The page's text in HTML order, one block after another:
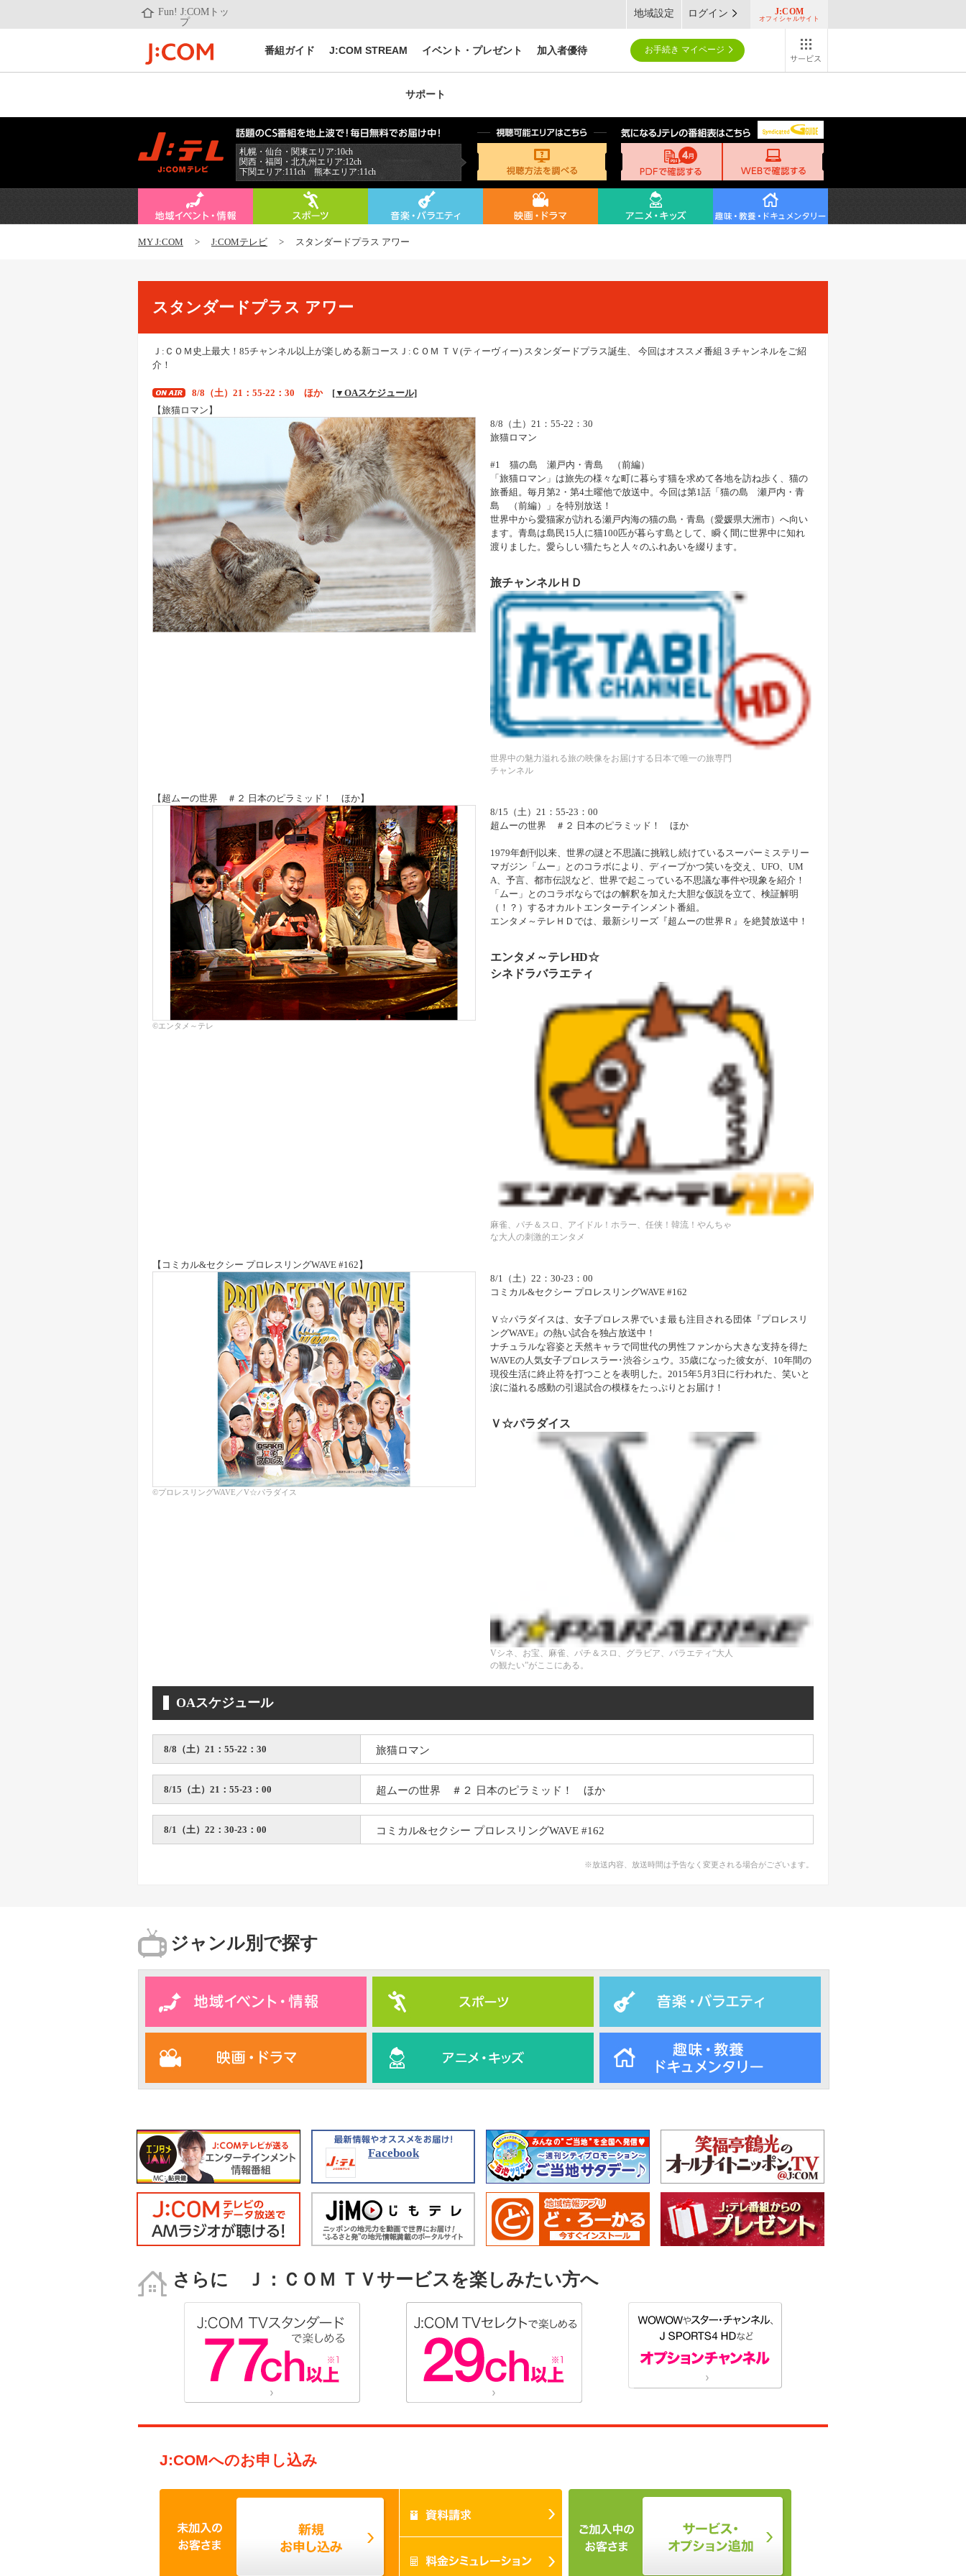
Fun! J:COMトッ
プ
J:COM
オフィシャルサイト
地域設定 ログイン
番組ガイド J:COM STREAM イベント・プレゼント 加入者優待
サポート
お手続き マイページ
ネット
電話
札幌・仙台・関東エリア:10ch
関西・福岡・北九州エリア:12ch
下関エリア:111ch 熊本エリア:11ch
MY J:COM > J:COMテレビ > スタンダードプラス アワー
スタンダードプラス アワー
Ｊ:ＣＯＭ史上最大！85チャンネル以上が楽しめる新コースＪ:ＣＯＭ ＴＶ(ティーヴィー) スタンダードプラス誕生、 今回はオススメ番組３チャンネルをご紹
介！
8/8（土）21：55-22：30 ほか [▼OAスケジュール]
【旅猫ロマン】
8/8（土）21：55-22：30
旅猫ロマン
#1 猫の島 瀬戸内・青島 （前編）
「旅猫ロマン」は旅先の様々な町に暮らす猫を求めて各地を訪ね歩く、猫の
旅番組。毎月第2・第4土曜他で放送中。今回は第1話「猫の島 瀬戸内・青
島 （前編）」を特別放送！
世界中から愛猫家が訪れる瀬戸内海の猫の島・青島（愛媛県大洲市）へ向い
ます。青島は島民15人に猫100匹が暮らす島として、瞬く間に世界中に知れ
渡りました。愛らしい猫たちと人々のふれあいを綴ります。
旅チャンネルＨＤ
世界中の魅力溢れる旅の映像をお届けする日本で唯一の旅専門
チャンネル
【超ムーの世界 ＃２ 日本のピラミッド！ ほか】
©エンタメ～テレ
8/15（土）21：55-23：00
超ムーの世界 ＃２ 日本のピラミッド！ ほか
1979年創刊以来、世界の謎と不思議に挑戦し続けているスーパーミステリー
マガジン「ムー」とのコラボにより、ディープかつ笑いを交え、UFO、UM
A、予言、都市伝説など、世界で起こっている不思議な事件や現象を紹介！
「ムー」とのコラボならではの解釈を加えた大胆な仮説を立て、検証解明
（！？）するオカルトエンターテインメント番組。
エンタメ～テレＨＤでは、最新シリーズ『超ムーの世界Ｒ』を絶賛放送中！
エンタメ～テレHD☆
シネドラバラエティ
麻雀、パチ＆スロ、アイドル！ホラー、任侠！韓流！やんちゃ
な大人の刺激的エンタメ
【コミカル&セクシー プロレスリングWAVE #162】
©プロレスリングWAVE／V☆パラダイス
8/1（土）22：30-23：00
コミカル&セクシー プロレスリングWAVE #162
Ｖ☆パラダイスは、女子プロレス界でいま最も注目される団体『プロレスリ
ングWAVE』の熱い試合を独占放送中！
ナチュラルな容姿と天然キャラで同世代の男性ファンから大きな支持を得た
WAVEの人気女子プロレスラー･渋谷シュウ。35歳になった彼女が、10年間の
現役生活に終止符を打つことを表明した。2015年5月3日に行われた、笑いと
涙に溢れる感動の引退試合の模様をたっぷりとお届け！
Ｖ☆パラダイス
Vシネ、お宝、麻雀、パチ＆スロ、グラビア、バラエティ“大人
の観たい”がここにある。
OAスケジュール
8/8（土）21：55-22：30 旅猫ロマン
8/15（土）21：55-23：00 超ムーの世界 ＃２ 日本のピラミッド！ ほか
8/1（土）22：30-23：00 コミカル&セクシー プロレスリングWAVE #162
※放送内容、放送時間は予告なく変更される場合がございます。
ジャンル別で探す
Facebook
さらに Ｊ：ＣＯＭ ＴＶサービスを楽しみたい方へ
J:COMへのお申し込み